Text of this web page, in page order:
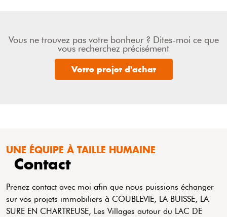
Vous ne trouvez pas votre bonheur ? Dites-moi ce que
vous recherchez précisément
Votre projet d'achat
UNE ÉQUIPE À TAILLE HUMAINE
Contact
Prenez contact avec moi afin que nous puissions échanger
sur vos projets immobiliers à COUBLEVIE, LA BUISSE, LA
SURE EN CHARTREUSE, Les Villages autour du LAC DE